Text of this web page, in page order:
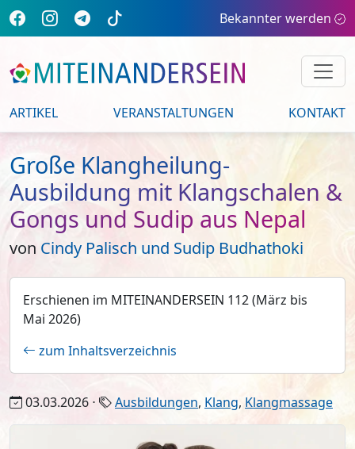
Bekannter werden
ARTIKEL VERANSTALTUNGEN KONTAKT
Große Klangheilung-
Ausbildung mit Klangschalen &
Gongs und Sudip aus Nepal
von Cindy Palisch und Sudip Budhathoki
Erschienen im MITEINANDERSEIN 112 (März bis
Mai 2026)
zum Inhaltsverzeichnis
03.03.2026 ⋅ Ausbildungen, Klang, Klangmassage